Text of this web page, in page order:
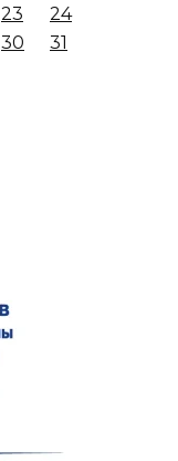
23
24
30 31